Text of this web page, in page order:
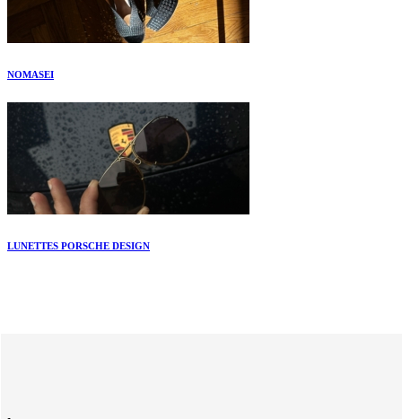
NOMASEI
LUNETTES PORSCHE DESIGN